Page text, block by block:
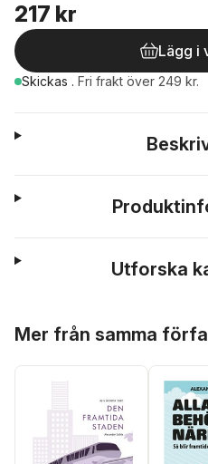
217 kr
Lägg i
Skickas . Fri frakt över 249 kr.
Utforska
Mer från samma